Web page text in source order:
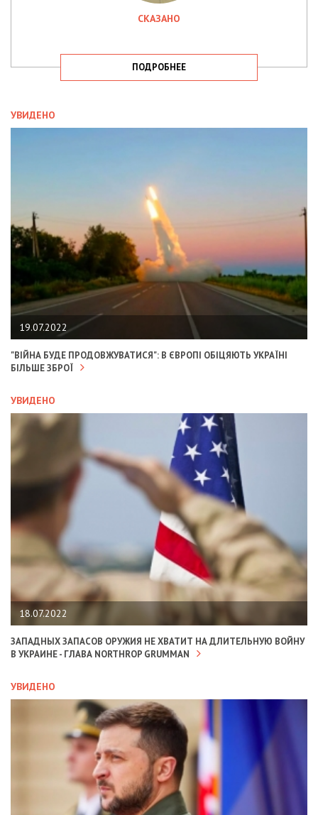
СКАЗАНО
ПОДРОБНЕЕ
УВИДЕНО
19.07.2022
"ВІЙНА БУДЕ ПРОДОВЖУВАТИСЯ": В ЄВРОПІ ОБІЦЯЮТЬ УКРАЇНІ
БІЛЬШЕ ЗБРОЇ
УВИДЕНО
18.07.2022
ЗАПАДНЫХ ЗАПАСОВ ОРУЖИЯ НЕ ХВАТИТ НА ДЛИТЕЛЬНУЮ ВОЙНУ
В УКРАИНЕ - ГЛАВА NORTHROP GRUMMAN
УВИДЕНО